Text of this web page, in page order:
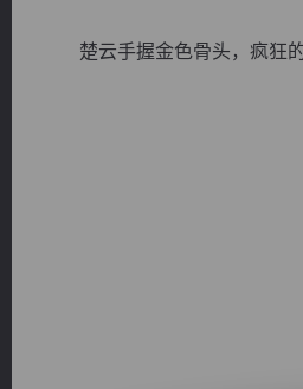
楚云手握金色骨头，疯狂的